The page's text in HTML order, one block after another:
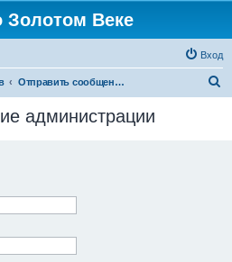
Золотом Веке
Вход
Отправить сообщение администрации
администрации